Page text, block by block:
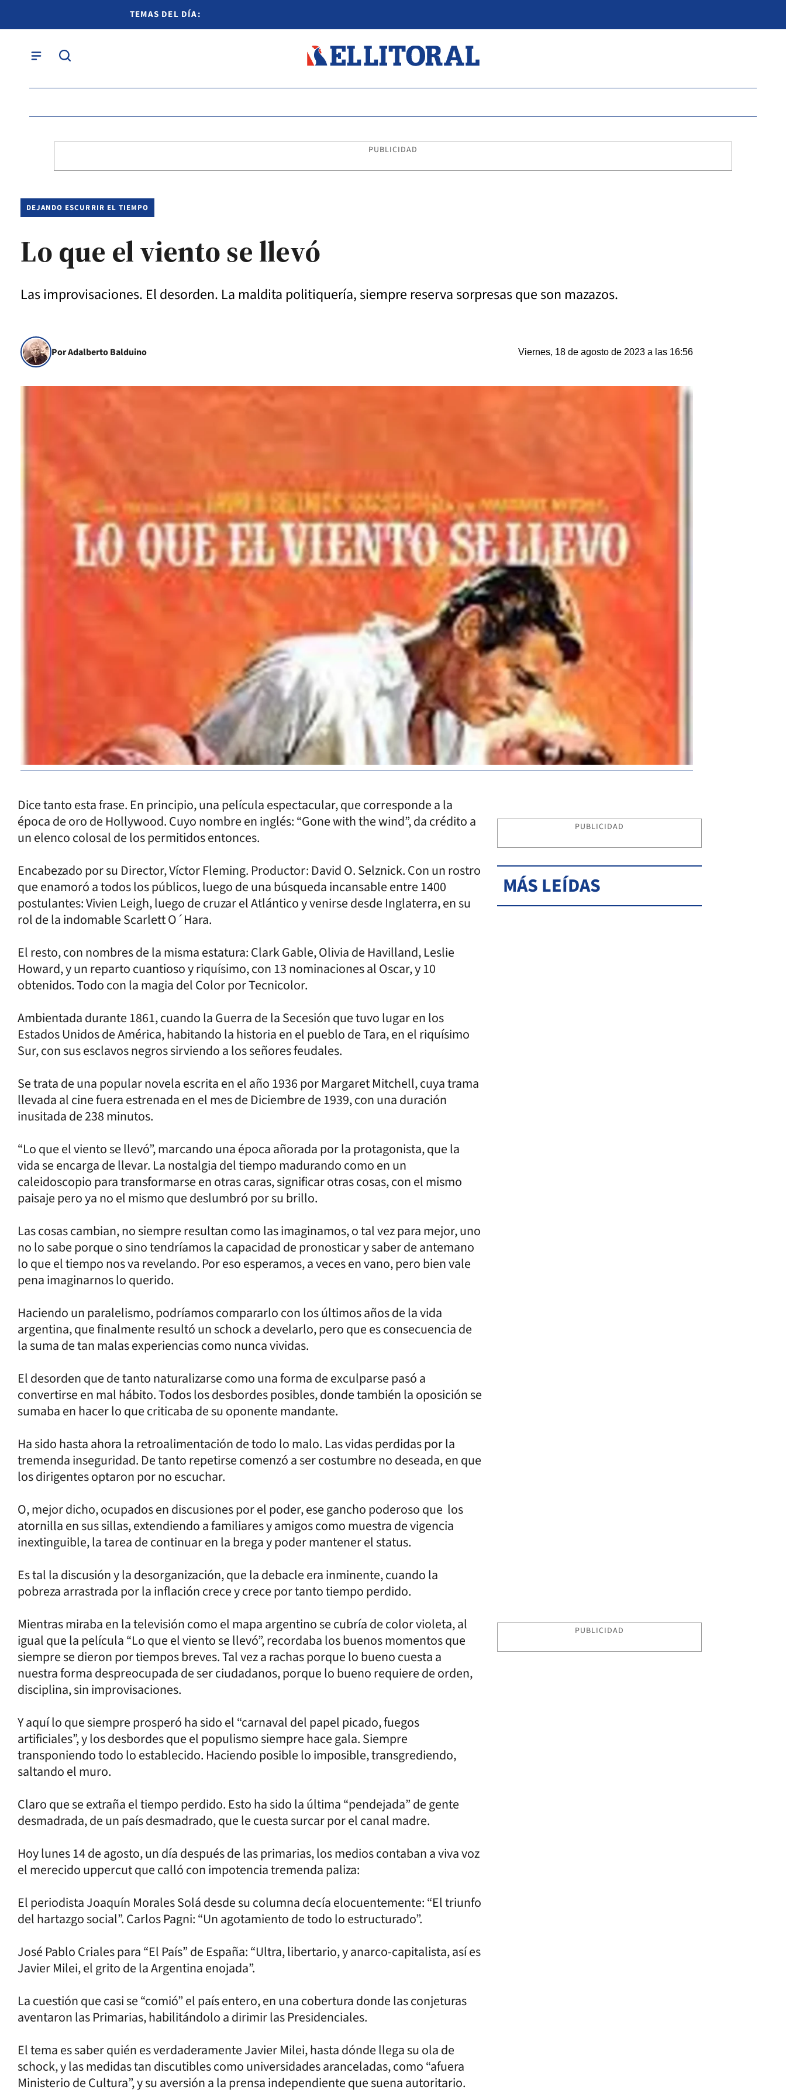
TEMAS DEL DÍA:
PUBLICIDAD
DEJANDO ESCURRIR EL TIEMPO
Lo que el viento se llevó
Las improvisaciones. El desorden. La maldita politiquería, siempre reserva sorpresas que son mazazos.
Por Adalberto Balduino Viernes, 18 de agosto de 2023 a las 16:56
Dice tanto esta frase. En principio, una película espectacular, que corresponde a la
época de oro de Hollywood. Cuyo nombre en inglés: “Gone with the wind”, da crédito a
un elenco colosal de los permitidos entonces.
Encabezado por su Director, Víctor Fleming. Productor: David O. Selznick. Con un rostro
que enamoró a todos los públicos, luego de una búsqueda incansable entre 1400
postulantes: Vivien Leigh, luego de cruzar el Atlántico y venirse desde Inglaterra, en su
rol de la indomable Scarlett O´Hara.
El resto, con nombres de la misma estatura: Clark Gable, Olivia de Havilland, Leslie
Howard, y un reparto cuantioso y riquísimo, con 13 nominaciones al Oscar, y 10
obtenidos. Todo con la magia del Color por Tecnicolor.
Ambientada durante 1861, cuando la Guerra de la Secesión que tuvo lugar en los
Estados Unidos de América, habitando la historia en el pueblo de Tara, en el riquísimo
Sur, con sus esclavos negros sirviendo a los señores feudales.
Se trata de una popular novela escrita en el año 1936 por Margaret Mitchell, cuya trama
llevada al cine fuera estrenada en el mes de Diciembre de 1939, con una duración
inusitada de 238 minutos.
“Lo que el viento se llevó”, marcando una época añorada por la protagonista, que la
vida se encarga de llevar. La nostalgia del tiempo madurando como en un
caleidoscopio para transformarse en otras caras, significar otras cosas, con el mismo
paisaje pero ya no el mismo que deslumbró por su brillo.
Las cosas cambian, no siempre resultan como las imaginamos, o tal vez para mejor, uno
no lo sabe porque o sino tendríamos la capacidad de pronosticar y saber de antemano
lo que el tiempo nos va revelando. Por eso esperamos, a veces en vano, pero bien vale
pena imaginarnos lo querido.
Haciendo un paralelismo, podríamos compararlo con los últimos años de la vida
argentina, que finalmente resultó un schock a develarlo, pero que es consecuencia de
la suma de tan malas experiencias como nunca vividas.
El desorden que de tanto naturalizarse como una forma de exculparse pasó a
convertirse en mal hábito. Todos los desbordes posibles, donde también la oposición se
sumaba en hacer lo que criticaba de su oponente mandante.
Ha sido hasta ahora la retroalimentación de todo lo malo. Las vidas perdidas por la
tremenda inseguridad. De tanto repetirse comenzó a ser costumbre no deseada, en que
los dirigentes optaron por no escuchar.
O, mejor dicho, ocupados en discusiones por el poder, ese gancho poderoso que los
atornilla en sus sillas, extendiendo a familiares y amigos como muestra de vigencia
inextinguible, la tarea de continuar en la brega y poder mantener el status.
Es tal la discusión y la desorganización, que la debacle era inminente, cuando la
pobreza arrastrada por la inflación crece y crece por tanto tiempo perdido.
Mientras miraba en la televisión como el mapa argentino se cubría de color violeta, al
igual que la película “Lo que el viento se llevó”, recordaba los buenos momentos que
siempre se dieron por tiempos breves. Tal vez a rachas porque lo bueno cuesta a
nuestra forma despreocupada de ser ciudadanos, porque lo bueno requiere de orden,
disciplina, sin improvisaciones.
Y aquí lo que siempre prosperó ha sido el “carnaval del papel picado, fuegos
artificiales”, y los desbordes que el populismo siempre hace gala. Siempre
transponiendo todo lo establecido. Haciendo posible lo imposible, transgrediendo,
saltando el muro.
Claro que se extraña el tiempo perdido. Esto ha sido la última “pendejada” de gente
desmadrada, de un país desmadrado, que le cuesta surcar por el canal madre.
Hoy lunes 14 de agosto, un día después de las primarias, los medios contaban a viva voz
el merecido uppercut que calló con impotencia tremenda paliza:
El periodista Joaquín Morales Solá desde su columna decía elocuentemente: “El triunfo
del hartazgo social”. Carlos Pagni: “Un agotamiento de todo lo estructurado”.
José Pablo Criales para “El País” de España: “Ultra, libertario, y anarco-capitalista, así es
Javier Milei, el grito de la Argentina enojada”.
La cuestión que casi se “comió” el país entero, en una cobertura donde las conjeturas
aventaron las Primarias, habilitándolo a dirimir las Presidenciales.
El tema es saber quién es verdaderamente Javier Milei, hasta dónde llega su ola de
schock, y las medidas tan discutibles como universidades aranceladas, como “afuera
Ministerio de Cultura”, y su aversión a la prensa independiente que suena autoritario.
PUBLICIDAD
MÁS LEÍDAS
PUBLICIDAD